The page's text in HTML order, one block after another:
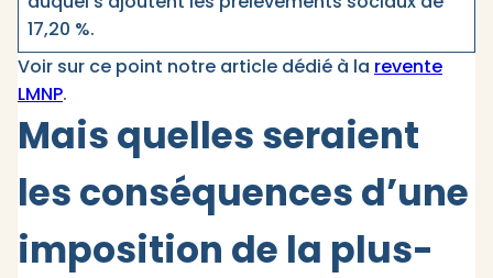
17,20 %.
Voir sur ce point notre article dédié à la revente
LMNP.
Mais quelles seraient
les conséquences d’une
imposition de la plus-